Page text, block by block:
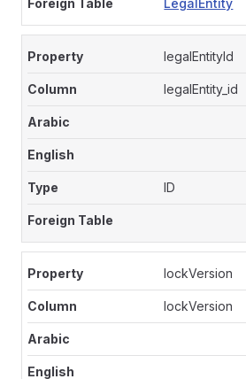
LegalEntity
legalEntityId
legalEntity_id
ID
lockVersion
lockVersion